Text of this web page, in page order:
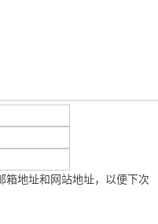
箱地址和网站地址，以便下次